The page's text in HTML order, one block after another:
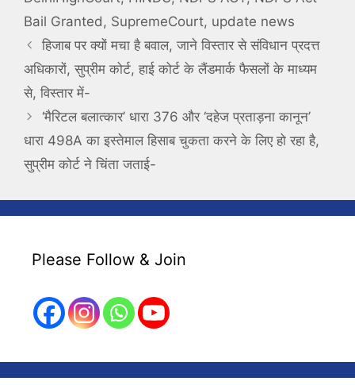
Bail Granted, SupremeCourt, update news
हिजाब पर क्यों मचा है बवाल, जाने विस्तार से संविधान प्रदत्त
अधिकारों, सुप्रीम कोर्ट, हाई कोर्ट के लैंडमार्क फैसलों के माध्यम
से, विस्तार में-
‘मैरिटल बलात्कार’ धारा 376 और ‘दहेज प्रताड़ना कानून’
धारा 498A का इस्तेमाल हिसाब चुकता करने के लिए हो रहा है,
सुप्रीम कोर्ट ने चिंता जताई-
Please Follow & Join